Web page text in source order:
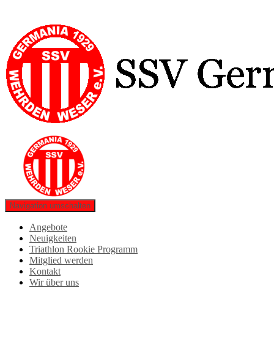
Navigation umschalten
Angebote
Neuigkeiten
Triathlon Rookie Programm
Mitglied werden
Kontakt
Wir über uns